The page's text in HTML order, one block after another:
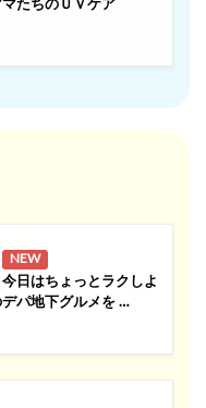
NEW
今日はちょっとラクしよ
パ地下グルメを …